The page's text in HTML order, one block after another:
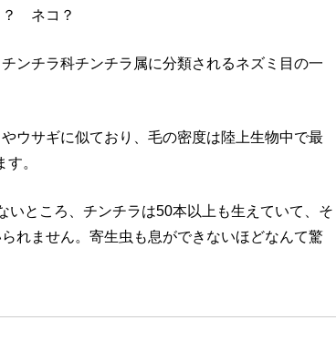
？ ネコ？
ンチラ科チンチラ属に分類されるネズミ目の一
ウサギに似ており、毛の密度は陸上生物中で最
。
いところ、チンチラは50本以上も生えていて、そ
れません。寄生虫も息ができないほどなんて驚